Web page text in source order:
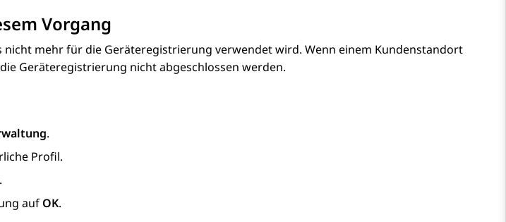
Vorgang
nicht mehr für die Geräteregistrierung verwendet wird. Wenn einem Kundenstandort
Geräteregistrierung nicht abgeschlossen werden.
.
Profil.
.
auf OK.